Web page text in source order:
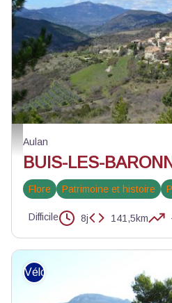
Arpavon - Pauline Amberg - PNR des
Aulan
Flore Patrimoine et histoire
Difficile 8j 141,5km
Vélo